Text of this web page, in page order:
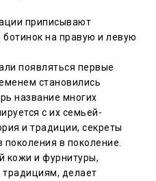
приписывают
на правую и левую
появляться первые
становились
название многих
с их семьей-
и традиции, секреты
в поколение.
кожи и фурнитуры,
делает